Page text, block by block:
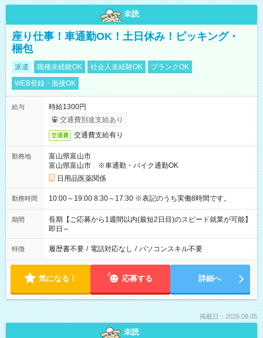
未読
座り仕事！車通勤OK！土日休み！ピッキング・
梱包
派遣 職種未経験OK 社会人未経験OK
ブランクOK
WEB登録・面接OK
給与
時給1300円
交通費別途支給あり
交通費 交通費支給有り
勤務地
富山県富山市
富山県富山市 ※車通勤・バイク通勤OK
日用品医薬関係
勤務時間 10:00～19:00 8:30～17:30 ※表記のうち実働8時間です。
期間
長期【ご応募から1週間以内(最短2日目)のスピード就業が可能】
即日～
特徴 履歴書不要 / 電話対応なし / パソコンスキル不要
気になる！ 応募する 詳細へ
掲載日：2026.08.05
未読